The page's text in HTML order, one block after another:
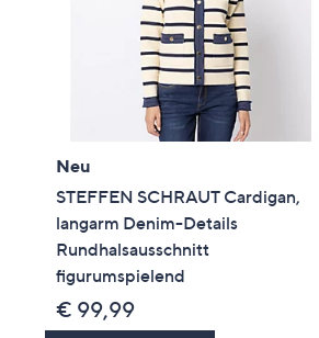
Neu
STEFFEN SCHRAUT Cardigan,
langarm Denim-Details
Rundhalsausschnitt
figurumspielend
€ 99,99